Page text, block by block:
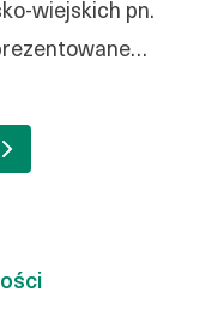
wiejskich pn.